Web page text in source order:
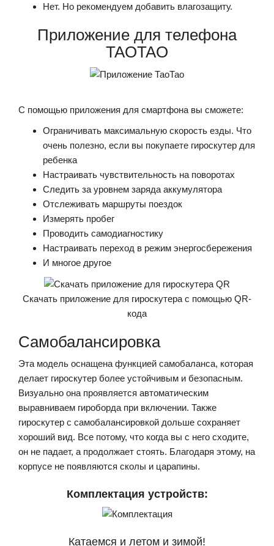
Нет. Но рекомендуем добавить влагозащиту.
Приложение для телефона
TAOTAO
С помощью приложения для смартфона вы сможете:
Ограничивать максимальную скорость езды. Что
очень полезно, если вы покупаете гироскутер для
ребенка
Настраивать чувствительность на поворотах
Следить за уровнем заряда аккумулятора
Отслеживать маршруты поездок
Измерять пробег
Проводить самодиагностику
Настраивать переход в режим энергосбережения
И многое другое
Скачать приложение для гироскутера с помощью QR-
кода
Самобалансировка
Эта модель оснащена функцией самобаланса, которая
делает гироскутер более устойчивым и безопасным.
Визуально она проявляется автоматическим
выравниваем гироборда при включении. Также
гироскутер с самобалансировкой дольше сохраняет
хороший вид. Все потому, что когда вы с него сходите,
он не падает, а продолжает стоять. Благодаря этому, на
корпусе не появляются сколы и царапины.
Комплектация устройств:
Катаемся и летом и зимой!